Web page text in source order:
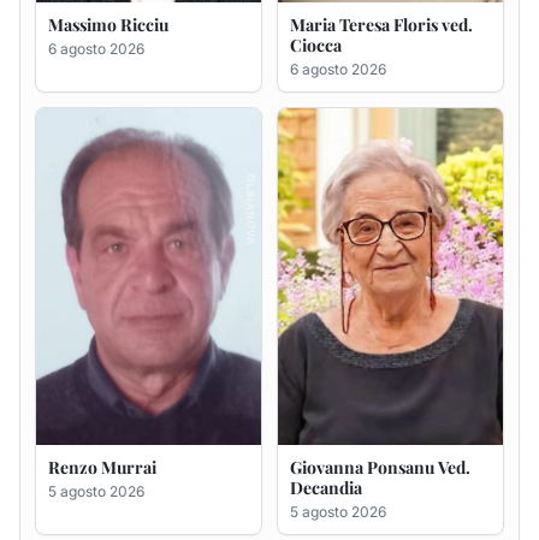
Renzo Murrai
5 agosto 2026
Giovanna Ponsanu Ved.
Decandia
5 agosto 2026